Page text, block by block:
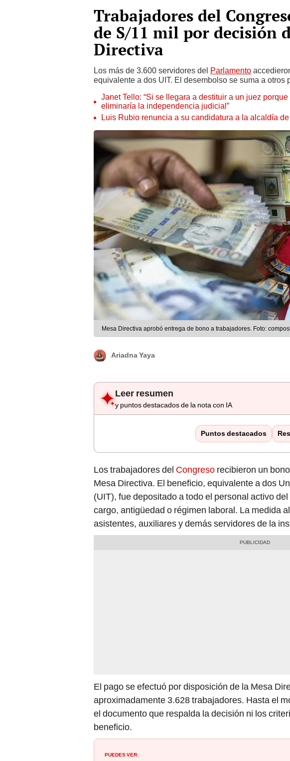
Trabajadores del
de S/11 mil por decisión
Directiva
Los más de 3.600 servidores del Parlamento
equivalente a dos UIT. El desembolso se suma a otros
Janet Tello: “Si se llegara a destituir a un juez
eliminaría la independencia judicial”
Luis Rubio renuncia a su candidatura a la alcaldía
Mesa Directiva aprobó entrega de bono a trabajadores. Foto:
Ariadna Yaya
Leer resumen
y puntos destacados de la nota con IA
Puntos destacados
Los trabajadores del Congreso recibieron un
Mesa Directiva. El beneficio, equivalente a dos
(UIT), fue depositado a todo el personal activo
cargo, antigüedad o régimen laboral. La medida
asistentes, auxiliares y demás servidores de la
El pago se efectuó por disposición de la Mesa
aproximadamente 3.628 trabajadores. Hasta el
el documento que respalda la decisión ni los
beneficio.
PUEDES VER: